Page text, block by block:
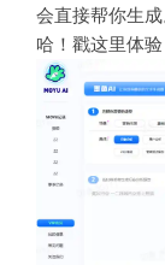
会直接帮你生
哈！戳这里体